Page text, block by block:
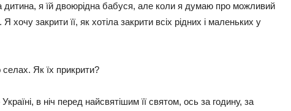
дитина, я їй двоюрідна бабуся, але коли я думаю про можливий
закрити її, як хотіла закрити всіх рідних і маленьких у
селах. Як їх прикрити?
в ніч перед найсвятішим її святом, ось за годину, за